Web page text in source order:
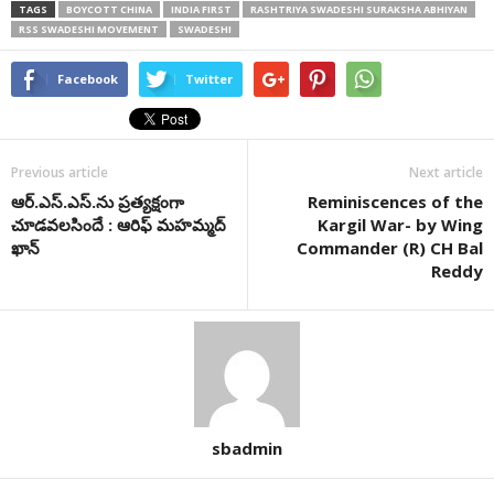
TAGS BOYCOTT CHINA INDIA FIRST
RASHTRIYA SWADESHI SURAKSHA ABHIYAN
RSS SWADESHI MOVEMENT
SWADESHI
Facebook Twitter
Previous article
ఆర్‌.ఎస్‌.ఎస్‌.ను ప్రత్యక్షంగా
చూడవలసిందే : ఆరిఫ్‌ మహమ్మద్‌
ఖాన్‌
Next article
Reminiscences of the
Kargil War- by Wing
Commander (R) CH Bal
Reddy
sbadmin